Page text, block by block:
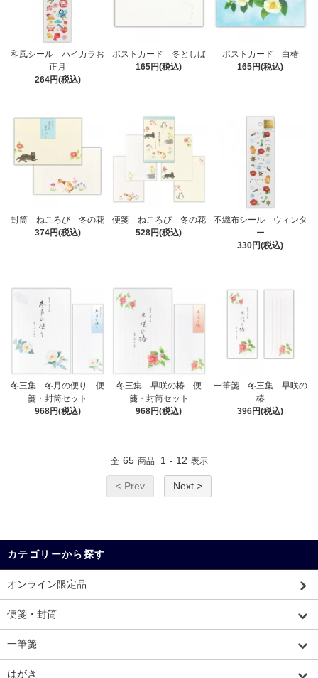
和風シール ハイカラお
正月
264円(税込)
ポストカード 冬としば
165円(税込)
ポストカード 白椿
165円(税込)
封筒 ねころび 冬の花
374円(税込)
便箋 ねころび 冬の花
528円(税込)
不織布シール ウィンタ
ー
330円(税込)
冬三集 冬月の便り 便
箋・封筒セット
968円(税込)
冬三集 早咲の椿 便
箋・封筒セット
968円(税込)
一筆箋 冬三集 早咲の
椿
396円(税込)
全 65 商品 1 - 12 表示
< Prev Next >
カテゴリーから探す
オンライン限定品
便箋・封筒
一筆箋
はがき